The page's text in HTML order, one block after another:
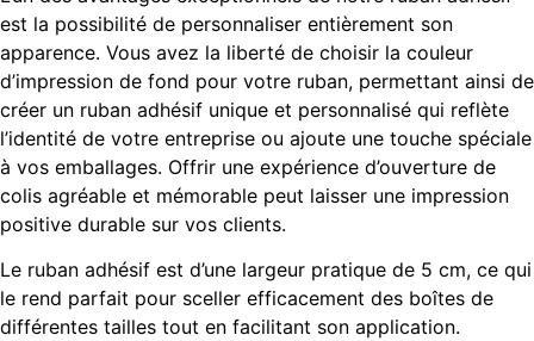
est la possibilité de personnaliser entièrement son
apparence. Vous avez la liberté de choisir la couleur
d’impression de fond pour votre ruban, permettant ainsi de
créer un ruban adhésif unique et personnalisé qui reflète
l’identité de votre entreprise ou ajoute une touche spéciale
à vos emballages. Offrir une expérience d’ouverture de
colis agréable et mémorable peut laisser une impression
positive durable sur vos clients.
Le ruban adhésif est d’une largeur pratique de 5 cm, ce qui
le rend parfait pour sceller efficacement des boîtes de
différentes tailles tout en facilitant son application.